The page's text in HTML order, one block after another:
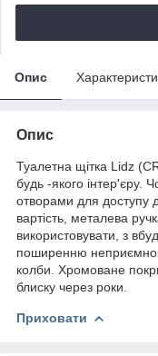
Опис
Опис
Туалетна щітка Lidz
будь -якого інтер'єру.
отворами для доступу
вартість, металева
використовувати, з
поширенню
колби. Хромоване
блиску через роки.
Приховати